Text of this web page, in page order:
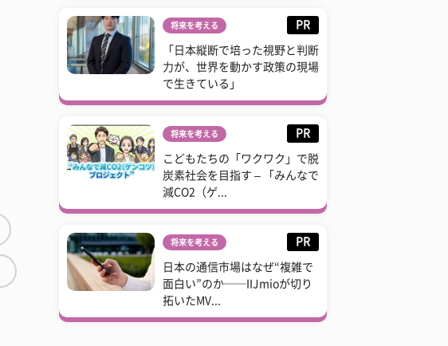
将来を考える PR
「日本縦断で培った視野と判断
力が、世界を動かす政策の現場
で生きている」
将来を考える PR
こどもたちの「ワクワク」で脱
炭素社会を目指す – 「みんなで
減CO2（ゲ...
将来を考える PR
日本の通信市場はなぜ“複雑で
面白い”のか──IIJmioが切り
拓いたMV...